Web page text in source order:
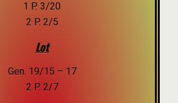
1 P. 3/20
2 P. 2/5
Lot
Gen. 19/15 – 17
2 P. 2/7